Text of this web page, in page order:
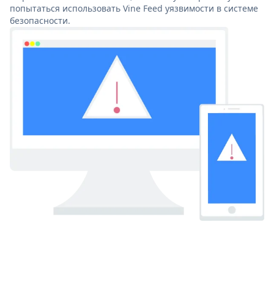
попытаться использовать Vine Feed уязвимости в системе
безопасности.